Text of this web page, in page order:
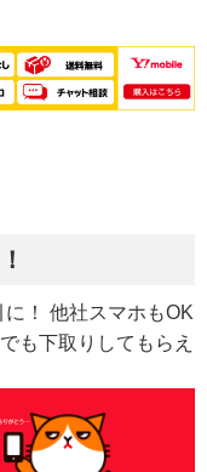
！ 他社スマホもOK
も下取りしてもらえ